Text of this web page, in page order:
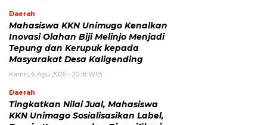
Daerah
Mahasiswa KKN Unimugo Kenalkan
Inovasi Olahan Biji Melinjo Menjadi
Tepung dan Kerupuk kepada
Masyarakat Desa Kaligending
Kamis, 6 Agu 2026 - 20:18 WIB
Daerah
Tingkatkan Nilai Jual, Mahasiswa
KKN Unimago Sosialisasikan Label,